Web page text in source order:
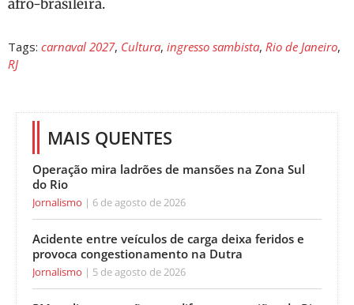
afro-brasileira.
Tags: carnaval 2027, Cultura, ingresso sambista, Rio de Janeiro,
RJ
MAIS QUENTES
Operação mira ladrões de mansões na Zona Sul
do Rio
Jornalismo 6 de agosto de 2026
Acidente entre veículos de carga deixa feridos e
provoca congestionamento na Dutra
Jornalismo 5 de agosto de 2026